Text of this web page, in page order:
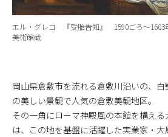
エル・グレコ 『受胎告知』 1590ごろ～
美術館蔵
岡山県倉敷市を流れる倉敷川沿いの、
の美しい景観で人気の倉敷美観地区。
その一角にローマ神殿風の本館を構え
は、この地を基盤に活躍した実業家・